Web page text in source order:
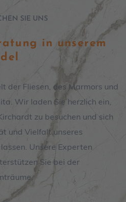
SIE UNS
in unserem
der Fliesen, des Marmors und
. Wir laden Sie herzlich ein,
zu besuchen und sich
und Vielfalt unseres
Unsere Experten
Sie bei der